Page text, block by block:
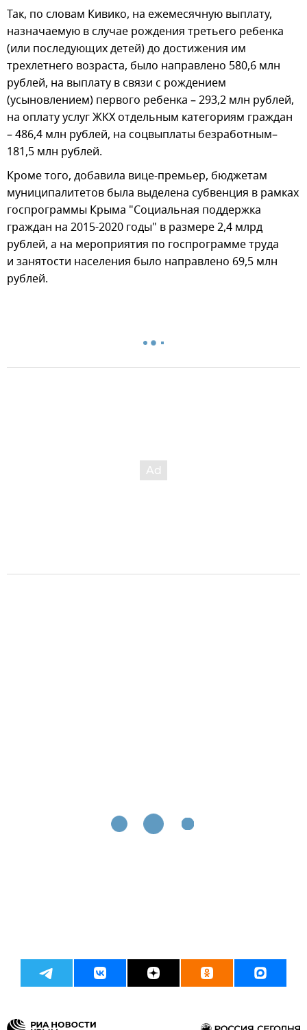
Так, по словам Кивико, на ежемесячную выплату,
назначаемую в случае рождения третьего ребенка
(или последующих детей) до достижения им
трехлетнего возраста, было направлено 580,6 млн
рублей, на выплату в связи с рождением
(усыновлением) первого ребенка – 293,2 млн рублей,
на оплату услуг ЖКХ отдельным категориям граждан
– 486,4 млн рублей, на соцвыплаты безработным–
181,5 млн рублей.
Кроме того, добавила вице-премьер, бюджетам
муниципалитетов была выделена субвенция в рамках
госпрограммы Крыма "Социальная поддержка
граждан на 2015-2020 годы" в размере 2,4 млрд
рублей, а на мероприятия по госпрограмме труда
и занятости населения было направлено 69,5 млн
рублей.